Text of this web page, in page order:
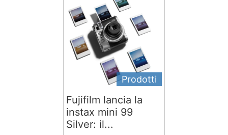
Prodotti
Fujifilm lancia la
instax mini 99
Silver: il...